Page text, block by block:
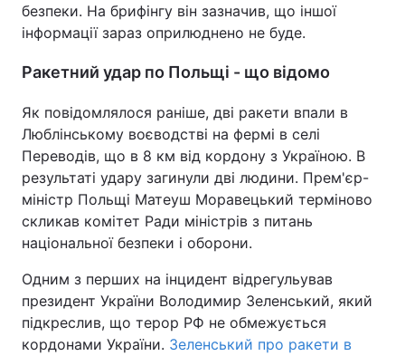
безпеки. На брифінгу він зазначив, що іншої
інформації зараз оприлюднено не буде.
Ракетний удар по Польщі - що відомо
Як повідомлялося раніше, дві ракети впали в
Люблінському воєводстві на фермі в селі
Переводів, що в 8 км від кордону з Україною. В
результаті удару загинули дві людини. Прем'єр-
міністр Польщі Матеуш Моравецький терміново
скликав комітет Ради міністрів з питань
національної безпеки і оборони.
Одним з перших на інцидент відрегульував
президент України Володимир Зеленський, який
підкреслив, що терор РФ не обмежується
кордонами України. Зеленський про ракети в